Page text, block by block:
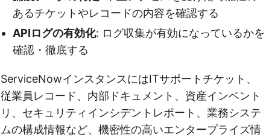
あるチケットやレコードの内容を確認する
APIログの有効化: ログ収集が有効になっているかを
確認・徹底する
ServiceNowインスタンスにはITサポートチケット、
従業員レコード、内部ドキュメント、資産インベント
リ、セキュリティインシデントレポート、業務システ
ムの構成情報など、機密性の高いエンタープライズ情